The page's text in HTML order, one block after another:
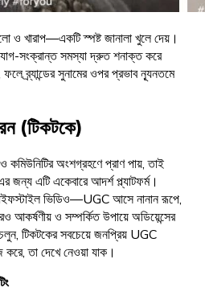
খারাপ—একটি স্পষ্ট জানালা খুলে দেয়।
সংক্রান্ত সমস্যা দ্রুত শনাক্ত করে
ব্র্যান্ডের সুনামের ওপর প্রভাব ন্যূনতমে
(টিকটকে)
অংশগ্রহণে প্রাণ পায়, তাই
জন্য এটি একেবারে আদর্শ প্ল্যাটফর্ম।
ভিডিও—UGC আসে নানান রূপে,
আকর্ষণীয় ও সম্পর্কিত উপায়ে অডিয়েন্সের
টিকটকের সবচেয়ে জনপ্রিয় UGC
তা দেখে নেওয়া যাক।